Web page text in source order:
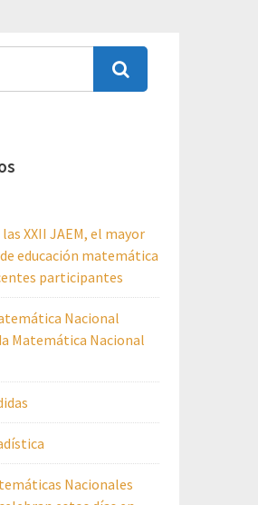
XXII JAEM, el mayor
educación matemática
participantes
Nacional
Matemática Nacional
Nacionales